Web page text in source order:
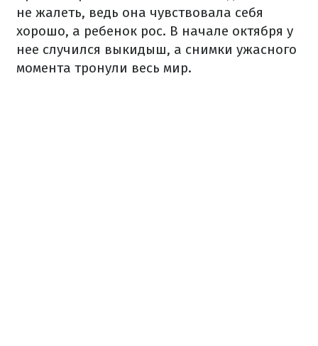
не жалеть, ведь она чувствовала себя
хорошо, а ребенок рос. В начале октября у
нее случился выкидыш, а снимки ужасного
момента тронули весь мир.